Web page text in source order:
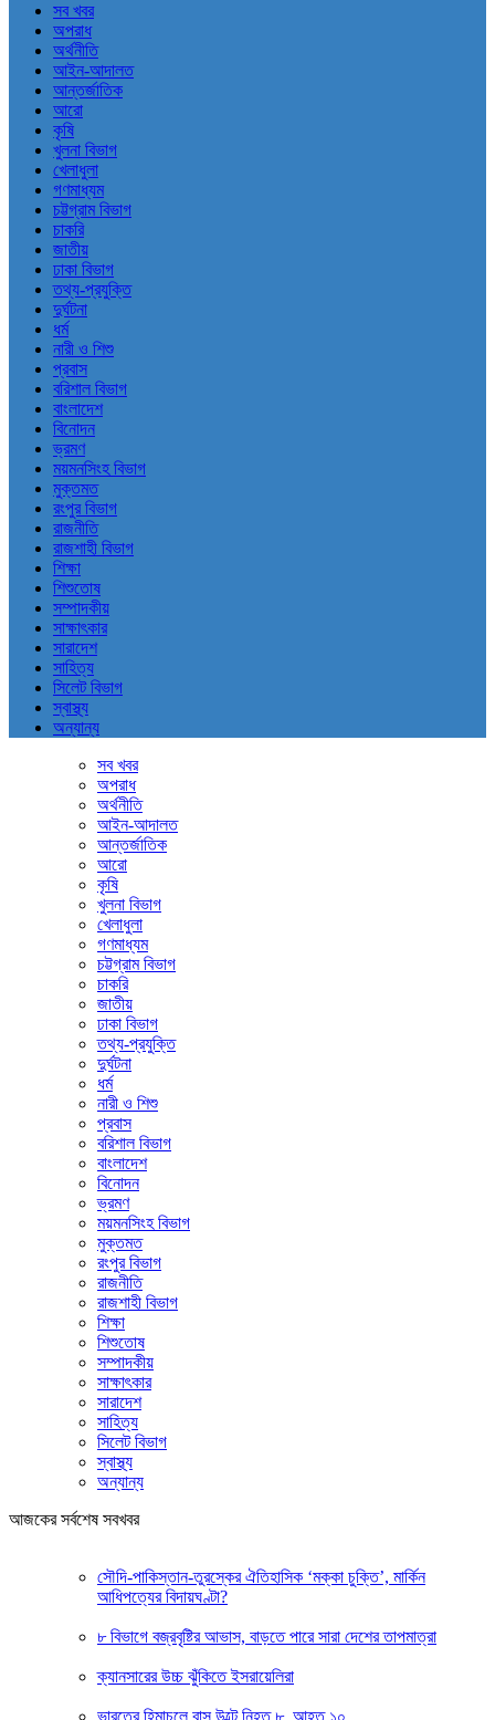
সব খবর
অপরাধ
অর্থনীতি
আইন-আদালত
আন্তর্জাতিক
আরো
কৃষি
খুলনা বিভাগ
খেলাধুলা
গণমাধ্যম
চট্টগ্রাম বিভাগ
চাকরি
জাতীয়
ঢাকা বিভাগ
তথ্য-প্রযুক্তি
দুর্ঘটনা
ধর্ম
নারী ও শিশু
প্রবাস
বরিশাল বিভাগ
বাংলাদেশ
বিনোদন
ভ্রমণ
ময়মনসিংহ বিভাগ
মুক্তমত
রংপুর বিভাগ
রাজনীতি
রাজশাহী বিভাগ
শিক্ষা
শিশুতোষ
সম্পাদকীয়
সাক্ষাৎকার
সারাদেশ
সাহিত্য
সিলেট বিভাগ
স্বাস্থ্য
অন্যান্য
সব খবর
অপরাধ
অর্থনীতি
আইন-আদালত
আন্তর্জাতিক
আরো
কৃষি
খুলনা বিভাগ
খেলাধুলা
গণমাধ্যম
চট্টগ্রাম বিভাগ
চাকরি
জাতীয়
ঢাকা বিভাগ
তথ্য-প্রযুক্তি
দুর্ঘটনা
ধর্ম
নারী ও শিশু
প্রবাস
বরিশাল বিভাগ
বাংলাদেশ
বিনোদন
ভ্রমণ
ময়মনসিংহ বিভাগ
মুক্তমত
রংপুর বিভাগ
রাজনীতি
রাজশাহী বিভাগ
শিক্ষা
শিশুতোষ
সম্পাদকীয়
সাক্ষাৎকার
সারাদেশ
সাহিত্য
সিলেট বিভাগ
স্বাস্থ্য
অন্যান্য
আজকের সর্বশেষ সবখবর
সৌদি-পাকিস্তান-তুরস্কের ঐতিহাসিক ‘মক্কা চুক্তি’, মার্কিন
আধিপত্যের বিদায়ঘণ্টা?
৮ বিভাগে বজ্রবৃষ্টির আভাস, বাড়তে পারে সারা দেশের তাপমাত্রা
ক্যানসারের উচ্চ ঝুঁকিতে ইসরায়েলিরা
ভারতের হিমাচলে বাস উল্টে নিহত ৮, আহত ১০